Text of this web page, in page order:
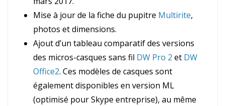
Mise à jour de la fiche du pupitre Multirite,
photos et dimensions.
Ajout d’un tableau comparatif des versions
des micros-casques sans fil DW Pro 2 et DW
Office2. Ces modèles de casques sont
également disponibles en version ML
(optimisé pour Skype entreprise), au même